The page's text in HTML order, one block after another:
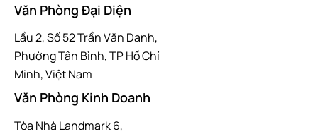
Văn Phòng Đại Diện
Lầu 2, Số 52 Trần Văn Danh,
Phường Tân Bình, TP Hồ Chí
Minh, Việt Nam
Văn Phòng Kinh Doanh
Tòa Nhà Landmark 6,